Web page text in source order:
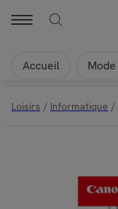
Accueil Mode
Loisirs / Informatique /